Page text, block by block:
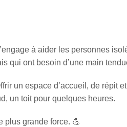
à aider les personnes
qui ont besoin d’une main
un espace d’accueil, de répit
un toit pour quelques heures.
plus grande force. 💪